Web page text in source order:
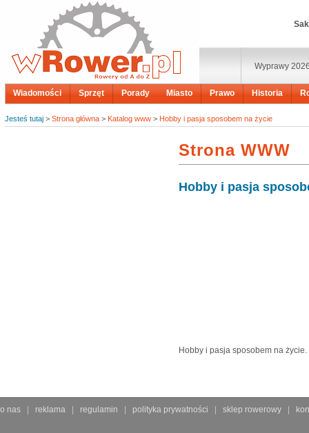
Wyprawy
Wiadomości Sprzęt Porady Miasto Prawo Historia
Jesteś tutaj > Strona główna > Katalog www > Hobby i pasja sposobem na życie
Strona WWW
Hobby i pasja
Hobby i pasja sposobem na
o nas reklama regulamin polityka prywatności sklep rowerowy